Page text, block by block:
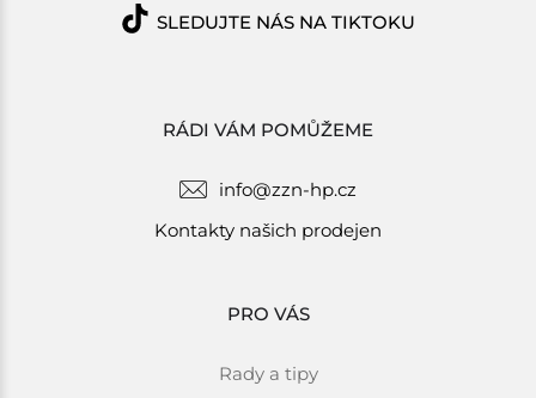
RÁDI VÁM POMŮŽEME
info@zzn-hp.cz
Kontakty našich prodejen
PRO VÁS
Rady a tipy
SLEDUJTE NÁS NA TIKTOKU